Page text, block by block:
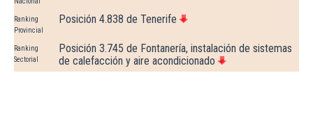
Ranking
Provincial
Posición 4.838 de Tenerife
Ranking
Sectorial
Posición 3.745 de Fontanería, instalación de sistemas
de calefacción y aire acondicionado